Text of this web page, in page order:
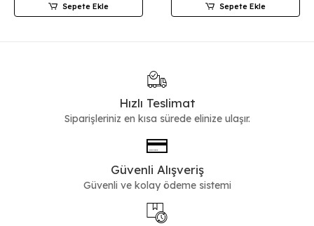
Sepete Ekle Sepete Ekle
Hızlı Teslimat
Siparişleriniz en kısa sürede elinize ulaşır.
Güvenli Alışveriş
Güvenli ve kolay ödeme sistemi